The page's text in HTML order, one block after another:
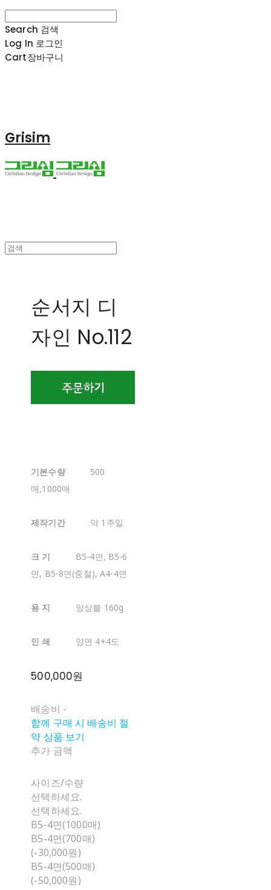
Search 검색
Log In 로그인
Cart장바구니
Grisim
순서지 디
자인 No.112
기본수량
500
매,1000매
제작기간 약 1주일
크 기
B5-4면, B5-6
면, B5-8면(중철), A4-4면
용 지 앙상블 160g
인 쇄 양면 4+4도
500,000원
배송비 -
함께 구매 시 배송비 절
약 상품 보기
추가 금액
사이즈/수량
선택하세요.
선택하세요.
B5-4면(1000매)
B5-4면(700매)
(-30,000원)
B5-4면(500매)
(-50,000원)